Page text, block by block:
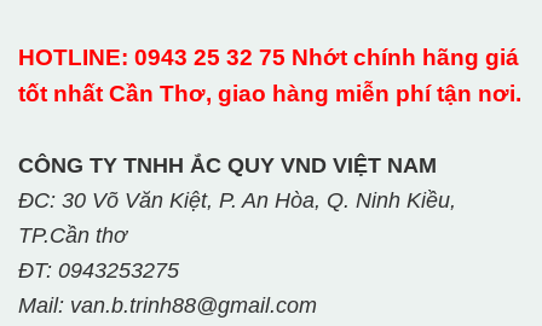
HOTLINE: 0943 25 32 75 Nhớt chính hãng giá
tốt nhất Cần Thơ, giao hàng miễn phí tận nơi.
CÔNG TY TNHH ẮC QUY VND VIỆT NAM
ĐC: 30 Võ Văn Kiệt, P. An Hòa, Q. Ninh Kiều,
TP.Cần thơ
ĐT: 0943253275
Mail: van.b.trinh88@gmail.com